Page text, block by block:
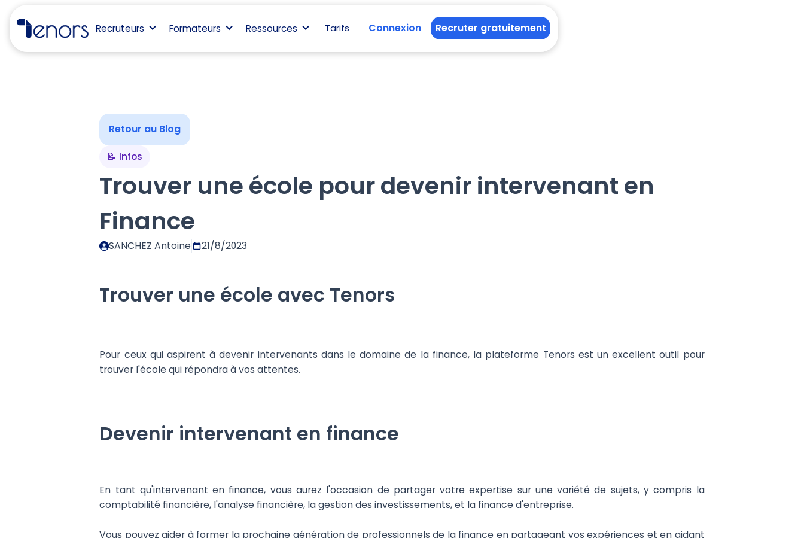
Recruteurs Formateurs Ressources Tarifs Connexion Recruter gratuitement
Retour au Blog
📝 Infos
Trouver une école pour devenir intervenant en
Finance
SANCHEZ Antoine 21/8/2023
Trouver une école avec Tenors
Pour ceux qui aspirent à devenir intervenants dans le domaine de la finance, la plateforme Tenors est un excellent outil pour
trouver l'école qui répondra à vos attentes.
Devenir intervenant en finance
En tant qu'intervenant en finance, vous aurez l'occasion de partager votre expertise sur une variété de sujets, y compris la
comptabilité financière, l'analyse financière, la gestion des investissements, et la finance d'entreprise.
Vous pouvez aider à former la prochaine génération de professionnels de la finance en partageant vos expériences et en aidant